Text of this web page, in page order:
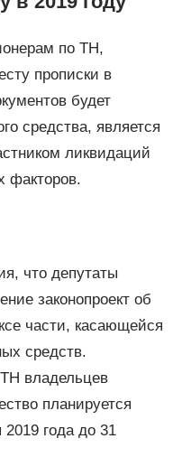
по ТН,
прописки в
будет
средства, является
ликвидаций
факторов.
что депутаты
законопроект об
части, касающейся
средств.
владельцев
планируется
года до 31